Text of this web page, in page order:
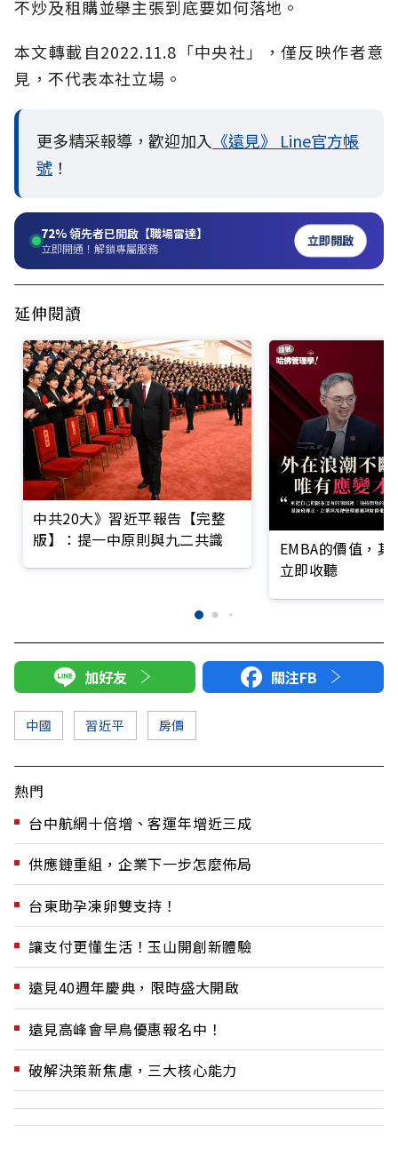
不炒及租購並舉主張到底要如何落地。
本文轉載自2022.11.8 「中央社」
，僅反映作者意
見，不代表本社立場。
更多精采報導，歡迎加入 《遠見》 Line官方帳
號 ！
72%領先者已開啟【職場雷達】
立即開通！解鎖專屬服務 立即開啟
延伸閱讀
中共20大》習近平報告【完整
版】：提一中原則與九二共識
EMBA的價值，
立即收聽
加好友 關注FB
中國 習近平 房價
熱門
台中航網十倍增、客運年增近三成
供應鏈重組，企業下一步怎麼佈局
台東助孕凍卵雙支持！
讓支付更懂生活！玉山開創新體驗
遠見40週年慶典，限時盛大開啟
遠見高峰會早鳥優惠報名中！
破解決策新焦慮，三大核心能力